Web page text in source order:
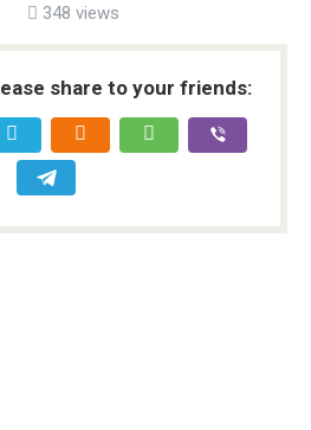
348 views
share to your friends: